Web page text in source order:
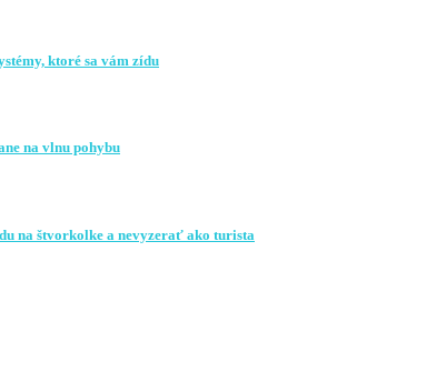
ktoré sa vám zídu
na vlnu pohybu
na štvorkolke a nevyzerať ako turista